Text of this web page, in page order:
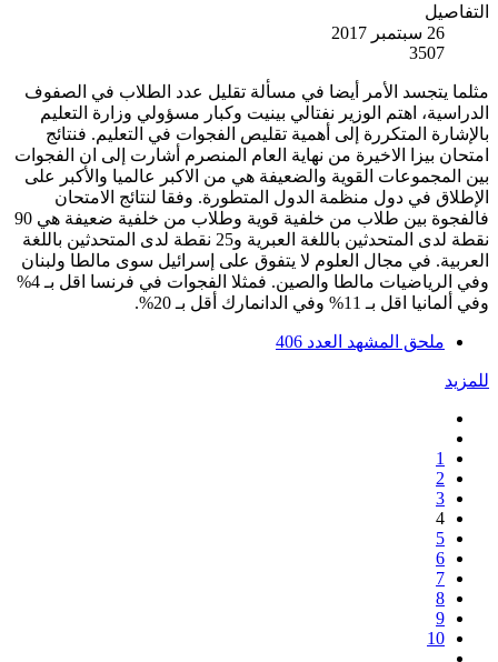
التفاصيل
26 سبتمبر 2017
3507
مثلما يتجسد الأمر أيضا في مسألة تقليل عدد الطلاب في الصفوف
الدراسية، اهتم الوزير نفتالي بينيت وكبار مسؤولي وزارة التعليم
بالإشارة المتكررة إلى أهمية تقليص الفجوات في التعليم. فنتائج
امتحان بيزا الاخيرة من نهاية العام المنصرم أشارت إلى ان الفجوات
بين المجموعات القوية والضعيفة هي من الاكبر عالميا والأكبر على
الإطلاق في دول منظمة الدول المتطورة. وفقا لنتائج الامتحان
فالفجوة بين طلاب من خلفية قوية وطلاب من خلفية ضعيفة هي 90
نقطة لدى المتحدثين باللغة العبرية و25 نقطة لدى المتحدثين باللغة
العربية. في مجال العلوم لا يتفوق على إسرائيل سوى مالطا ولبنان
وفي الرياضيات مالطا والصين. فمثلا الفجوات في فرنسا اقل بـ 4%
وفي ألمانيا اقل بـ 11% وفي الدانمارك أقل بـ 20%.
ملحق المشهد العدد 406
للمزيد
1
2
3
4
5
6
7
8
9
10